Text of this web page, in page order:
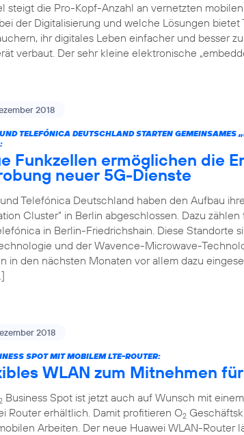
steigt die Pro-Kopf-Anzahl an vernetzten
der Digitalisierung und welche Lösungen
ihr digitales Leben einfacher und besser
verbaut. Der sehr kleine elektronische
2018
TELEFÓNICA DEUTSCHLAND STARTEN GEMEINSAMES
Funkzellen ermöglichen die
neuer 5G-Dienste
Telefónica Deutschland haben den Aufbau
Cluster” in Berlin abgeschlossen. Dazu
in Berlin-Friedrichshain. Diese Standorte
und der Wavence-Microwave-
in den nächsten Monaten vor allem dazu
2018
SPOT MIT MOBILEM LTE-ROUTER:
WLAN zum Mitnehmen
Business Spot ist jetzt auch auf Wunsch mit
Router erhältlich. Damit profitieren O2
Arbeiten. Der neue Huawei WLAN-Router